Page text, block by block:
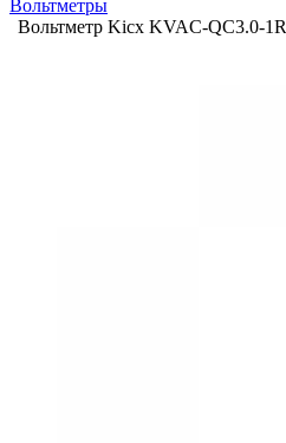
Вольтметры
Вольтметр Kicx KVAC-QC3.0-1R